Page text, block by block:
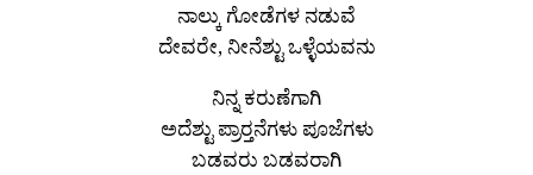
ನಾಲ್ಕು ಗೋಡೆಗಳ ನಡುವೆ
ದೇವರೇ, ನೀನೆಶ್ಟು ಒಳ್ಳೆಯವನು
ನಿನ್ನ ಕರುಣೆಗಾಗಿ
ಅದೆಶ್ಟು ಪ್ರಾರ‍್ತನೆಗಳು ಪೂಜೆಗಳು
ಬಡವರು ಬಡವರಾಗಿ